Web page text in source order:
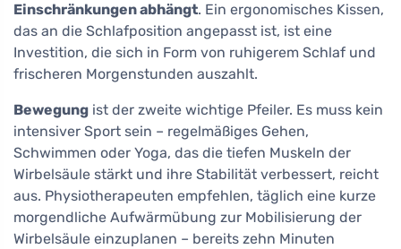
Einschränkungen abhängt. Ein ergonomisches Kissen,
das an die Schlafposition angepasst ist, ist eine
Investition, die sich in Form von ruhigerem Schlaf und
frischeren Morgenstunden auszahlt.
Bewegung ist der zweite wichtige Pfeiler. Es muss kein
intensiver Sport sein – regelmäßiges Gehen,
Schwimmen oder Yoga, das die tiefen Muskeln der
Wirbelsäule stärkt und ihre Stabilität verbessert, reicht
aus. Physiotherapeuten empfehlen, täglich eine kurze
morgendliche Aufwärmübung zur Mobilisierung der
Wirbelsäule einzuplanen – bereits zehn Minuten